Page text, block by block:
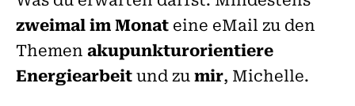
zweimal im Monat eine eMail zu den
Themen akupunkturorientiere
Energiearbeit und zu mir, Michelle.